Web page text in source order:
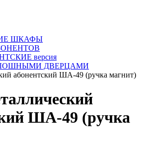
ШКАФЫ
версия
ДВЕРЦАМИ
абонентский ША-49 (ручка магнит)
ША-49 (ручка